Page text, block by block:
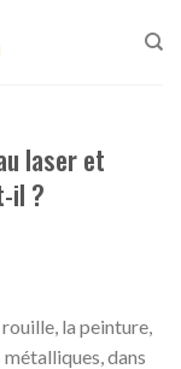
laser et
il ?
la peinture,
dans